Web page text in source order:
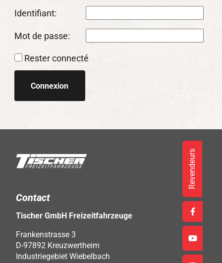
Identifiant:
Mot de passe:
Rester connecté
Connexion
Contact
Tischer GmbH Freizeitfahrzeuge
Frankenstrasse 3
D-97892 Kreuzwertheim
Industriegebiet Wiebelbach
Revendeurs